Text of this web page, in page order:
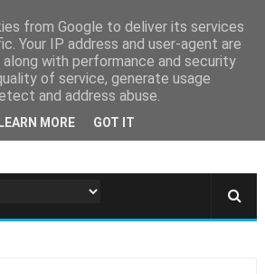
de
from Google to deliver its services
Your IP address and user-agent are
with performance and security
of service, generate usage
and address abuse.
LEARN MORE GOT IT